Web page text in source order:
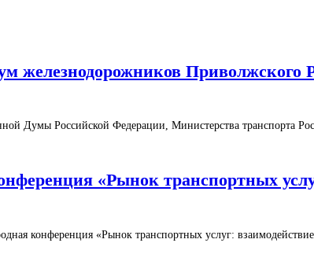
железнодорожников Приволжского
Думы Российской Федерации, Министерства транспорта
«Рынок транспортных
конференция «Рынок транспортных услуг: